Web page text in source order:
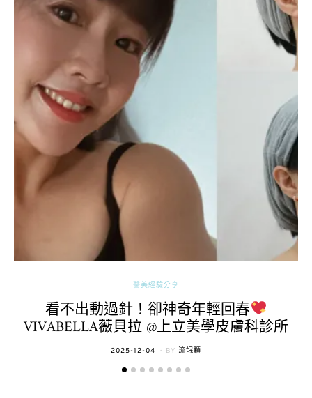
醫美經驗分享
看不出動過針！卻神奇年輕回春
VIVABELLA薇貝拉 @上立美學皮膚科診所
POSTED
2025-12-04 BY 流氓顆